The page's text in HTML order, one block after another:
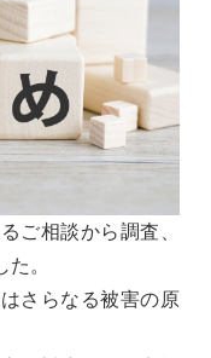
ご相談から調査、
。
さらなる被害の原